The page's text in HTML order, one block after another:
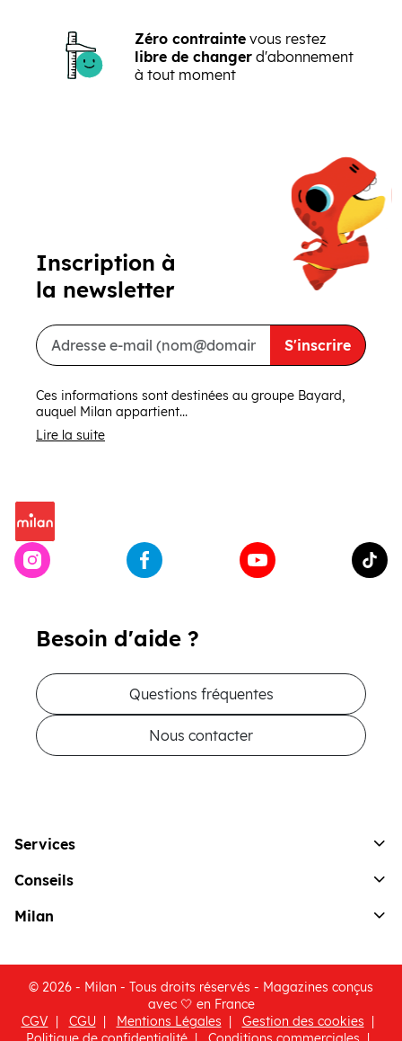
Créez-le maintenant ! Vous
Lire la version numérique de
CRÉER MON
Remplissez le formulaire en
Sachez que les délais de
Zéro contrainte vous restez
libre de changer d'abonnement
à tout moment
Besoin d'aide ?
Questions fréquentes
Nous contacter
Inscription à
la newsletter
S'inscrire
Ces informations sont destinées au groupe Bayard,
auquel Milan appartient...
Lire la suite
Services
Conseils
Milan
© 2026 - Milan - Tous droits réservés - Magazines conçus
avec 🤍 en France
CGV
CGU Mentions Légales
Gestion des cookies
(ouvre une nouvelle fenêtre)